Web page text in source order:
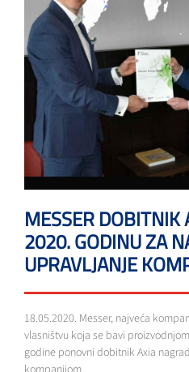
MESSER DOBITNIK
2020. GODINU ZA
UPRAVLJANJE
18.05.2020. Messer, najveća
vlasništvu koja se bavi
godine ponovni dobitnik Axia